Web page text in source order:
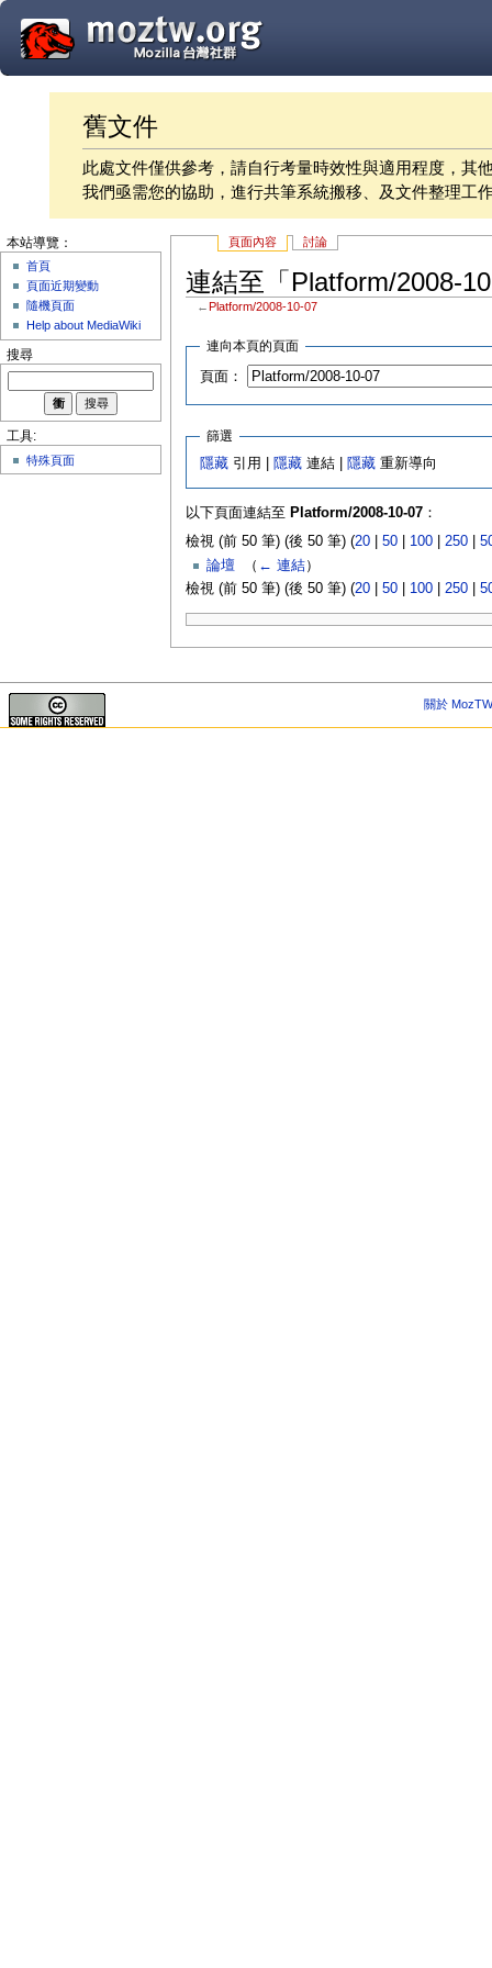
舊文件
此處文件僅供參考，請自行考量時效性與適用程度，其
我們亟需您的協助，進行共筆系統搬移、及文件整理工
頁面內容 討論
連結至「Platform/2008-
← Platform/2008-10-07
連向本頁的頁面
頁面：
篩選
隱藏 引用 | 隱藏 連結 | 隱藏 重新導向
以下頁面連結至 Platform/2008-10-07：
檢視 (前 50 筆) (後 50 筆) (20| 50| 100| 250|
論壇
（ ← 連結）
檢視 (前 50 筆) (後 50 筆) (20| 50| 100| 250|
本站導覽：
首頁
頁面近期變動
隨機頁面
Help about MediaWiki
搜尋
工具:
特殊頁面
關於